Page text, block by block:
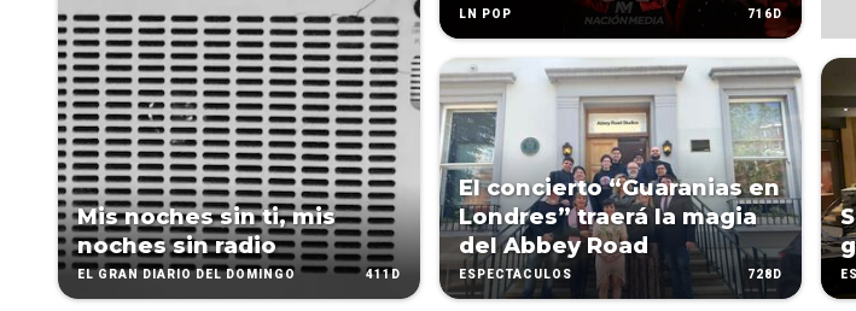
Mis noches sin ti, mis
noches sin radio
EL GRAN DIARIO DEL DOMINGO 411D
LN POP 716D
El concierto “Guaranias en
Londres” traerá la magia
del Abbey Road
ESPECTÁCULOS 728D